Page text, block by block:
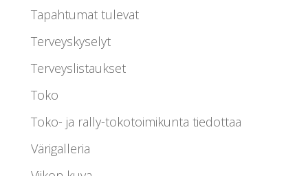
Tapahtumat tulevat
Terveyskyselyt
Terveyslistaukset
Toko
Toko- ja rally-tokotoimikunta tiedottaa
Värigalleria